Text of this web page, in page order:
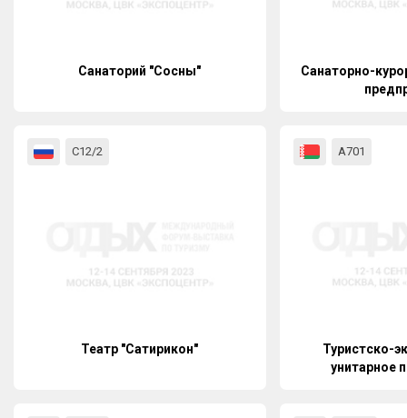
Санаторий "Сосны"
Санаторно-
С12/2
Театр "Сатирикон"
А701
Туристско-
унитарное